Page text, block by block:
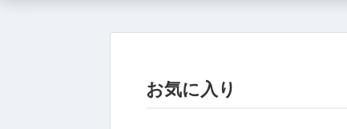
お気に入り